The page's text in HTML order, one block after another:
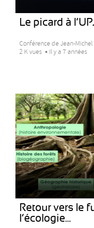
Le picard à
Conférence de Jean-Michel
2 K vues
Il y a 7 années
Retour vers le
l’écologie...